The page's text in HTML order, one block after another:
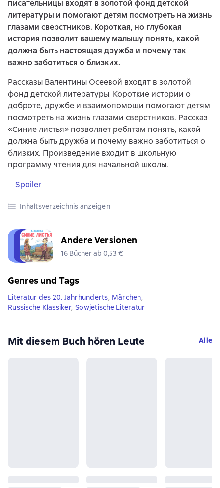
писательницы входят в золотой фонд детской
литературы и помогают детям посмотреть на жизнь
глазами сверстников. Короткая, но глубокая
история позволит вашему малышу понять, какой
должна быть настоящая дружба и почему так
важно заботиться о близких.
Рассказы Валентины Осеевой входят в золотой
фонд детской литературы. Короткие истории о
доброте, дружбе и взаимопомощи помогают детям
посмотреть на жизнь глазами сверстников. Рассказ
«Синие листья» позволяет ребятам понять, какой
должна быть дружба и почему важно заботиться о
близких. Произведение входит в школьную
программу чтения для начальной школы.
Spoiler
Inhaltsverzeichnis anzeigen
Andere Versionen
16 Bücher ab 0,53 €
Genres und Tags
Literatur des 20. Jahrhunderts, Märchen,
Russische Klassiker, Sowjetische Literatur
Mit diesem Buch hören Leute Alle